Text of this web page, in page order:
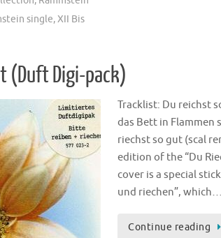
single,XII Bis
(Duft Digi-pack)
Tracklist: Du reichst
das Bett in Flammen
riechst so gut (scal
edition of the “Du
cover is a special
und riechen”, which…
Continue reading